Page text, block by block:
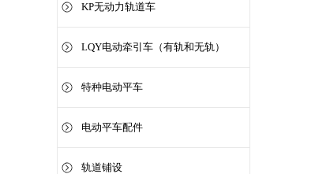
KP无动力轨道车
LQY电动牵引车（有轨和无轨）
特种电动平车
电动平车配件
轨道铺设